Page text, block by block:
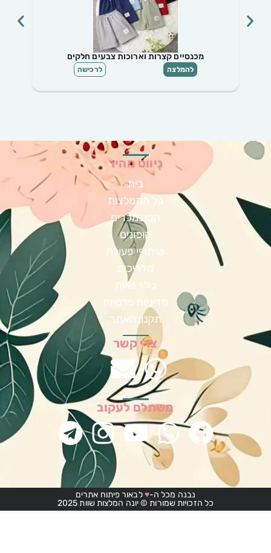
מכנסיים קצרות וארוכות צבעים חלקים
להמלצה לרכישה
ניווט מהיר
בית
כל ההמלצות
הכי נמכרים
קופונים
שיתופי פעולה
מדריכים
גילוי נאות
מדיניות פרטיות
תקנון האתר
צרי קשר
משתלם לעקוב
נבנה מכל ה-♥לבאור פיתוח אתרים
כל הזכויות שמורות © יונה המלצות שוות 2025